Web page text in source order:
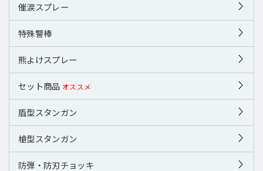
催涙スプレー
特殊警棒
熊よけスプレー
セット商品 オススメ
盾型スタンガン
槍型スタンガン
防弾・防刃チョッキ